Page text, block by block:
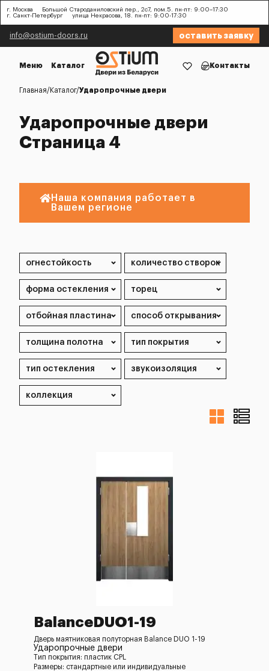
г. Москва
Большой Староданиловский пер., 2с7, пом.5. пн-пт: 9:00–17:30
г. Санкт-Петербург
улица Некрасова, 18. пн-пт: 9:00-17:30
info@ostium-doors.ru оставить заявку
Меню Каталог Контакты
Главная Каталог Ударопрочные двери
Ударопрочные двери
Страница 4
Наша компания работает в
Вашем регионе
BalanceDUO1-19
Дверь маятниковая полуторная Balance DUO 1-19
Ударопрочные двери
Тип покрытия: пластик CPL
Размеры: стандартные или индивидуальные